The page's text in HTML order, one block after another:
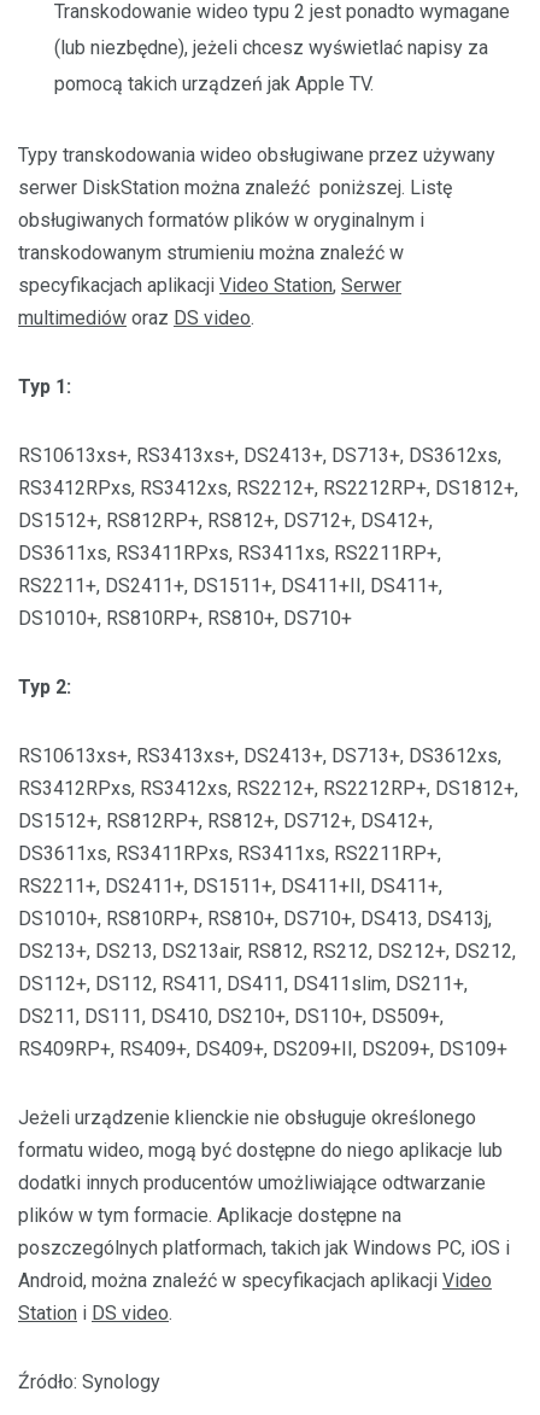
Transkodowanie wideo typu 2 jest ponadto wymagane
(lub niezbędne), jeżeli chcesz wyświetlać napisy za
pomocą takich urządzeń jak Apple TV.
Typy transkodowania wideo obsługiwane przez używany
serwer DiskStation można znaleźć poniższej. Listę
obsługiwanych formatów plików w oryginalnym i
transkodowanym strumieniu można znaleźć w
specyfikacjach aplikacji Video Station, Serwer
multimediów oraz DS video.
Typ 1:
RS10613xs+, RS3413xs+, DS2413+, DS713+, DS3612xs,
RS3412RPxs, RS3412xs, RS2212+, RS2212RP+, DS1812+,
DS1512+, RS812RP+, RS812+, DS712+, DS412+,
DS3611xs, RS3411RPxs, RS3411xs, RS2211RP+,
RS2211+, DS2411+, DS1511+, DS411+II, DS411+,
DS1010+, RS810RP+, RS810+, DS710+
Typ 2:
RS10613xs+, RS3413xs+, DS2413+, DS713+, DS3612xs,
RS3412RPxs, RS3412xs, RS2212+, RS2212RP+, DS1812+,
DS1512+, RS812RP+, RS812+, DS712+, DS412+,
DS3611xs, RS3411RPxs, RS3411xs, RS2211RP+,
RS2211+, DS2411+, DS1511+, DS411+II, DS411+,
DS1010+, RS810RP+, RS810+, DS710+, DS413, DS413j,
DS213+, DS213, DS213air, RS812, RS212, DS212+, DS212,
DS112+, DS112, RS411, DS411, DS411slim, DS211+,
DS211, DS111, DS410, DS210+, DS110+, DS509+,
RS409RP+, RS409+, DS409+, DS209+II, DS209+, DS109+
Jeżeli urządzenie klienckie nie obsługuje określonego
formatu wideo, mogą być dostępne do niego aplikacje lub
dodatki innych producentów umożliwiające odtwarzanie
plików w tym formacie. Aplikacje dostępne na
poszczególnych platformach, takich jak Windows PC, iOS i
Android, można znaleźć w specyfikacjach aplikacji Video
Station i DS video.
Źródło: Synology